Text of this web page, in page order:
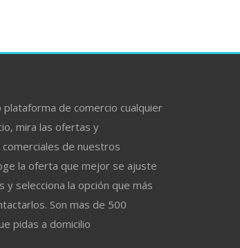
plataforma de comercio cualquier
mira las ofertas y
de nuestros
la oferta que mejor se ajuste
y selecciona la opción que más
Son mas de 500
pidas a domicilio